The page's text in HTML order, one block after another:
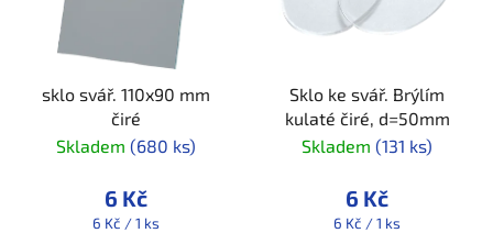
sklo svář. 110x90 mm
čiré
Skladem (680 ks)
6 Kč
Měrná
6 Kč / 1 ks
Sklo ke svář. Brýlím
kulaté čiré, d=50mm
Skladem (131 ks)
6 Kč
Měrná
6 Kč / 1 ks